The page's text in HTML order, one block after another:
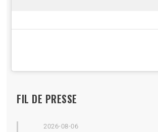
FIL DE PRESSE
2026-08-06